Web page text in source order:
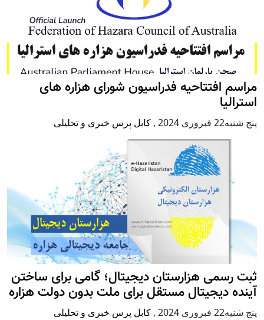
مراسم افتتاحیه فدراسیون شورای هزاره های
استرالیا
پنج شنبه22 فبروری 2024 , کابل پرس خبری و تحلیلی
ثبت رسمی هزارستان دیجیتال؛ گامی برای ساختن
آینده دیجیتال مستقل برای ملت بدون دولت هزاره
پنج شنبه22 فبروری 2024 , کابل پرس خبری و تحلیلی